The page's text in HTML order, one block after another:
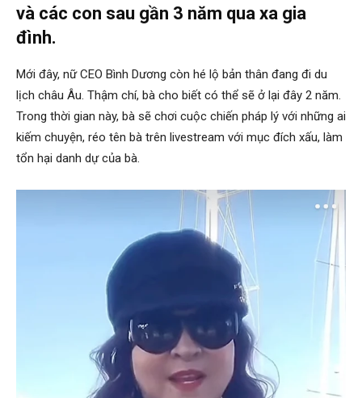
và các con sau gần 3 năm qua xa gia
đình.
Mới đây, nữ CEO Bình Dương còn hé lộ bản thân đang đi du
lịch châu Âu. Thậm chí, bà cho biết có thể sẽ ở lại đây 2 năm.
Trong thời gian này, bà sẽ chơi cuộc chiến pháp lý với những ai
kiếm chuyện, réo tên bà trên livestream với mục đích xấu, làm
tổn hại danh dự của bà.